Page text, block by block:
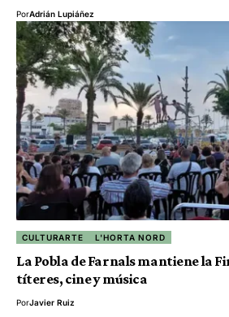
PorAdrián Lupiáñez
CULTURARTE L'HORTA NORD
La Pobla de Farnals mantiene la
títeres, cine y música
PorJavier Ruiz